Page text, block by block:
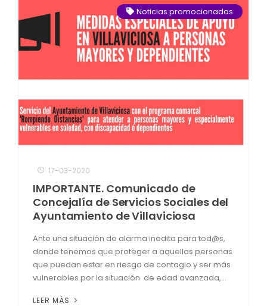
Noticias promocionadas
17-03-2020
IMPORTANTE. Comunicado de
Concejalía de Servicios Sociales del
Ayuntamiento de Villaviciosa
Ante una situación de alarma inédita para tod@s,
donde tenemos que proteger a aquellas personas
que puedan estar en riesgo de contagio y ser más
vulnerables por la situación de edad avanzada,...
LEER MÁS